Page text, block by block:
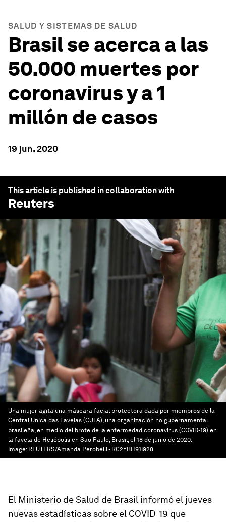
SALUD Y SISTEMAS DE SALUD
Brasil se acerca a las
50.000 muertes por
coronavirus y a 1
millón de casos
19 jun. 2020
This article is published in collaboration with
Reuters
Una mujer agita una máscara facial protectora dada por miembros de la
Central Unica das Favelas (CUFA), una organización no gubernamental
brasileña, en medio del brote de la enfermedad coronavirus (COVID-19) en
la favela de Heliópolis en Sao Paulo, Brasil, el 18 de junio de 2020.
Image: REUTERS/Amanda Perobelli - RC2YBH91I928
El Ministerio de Salud de Brasil informó el jueves
nuevas estadísticas sobre el COVID-19 que